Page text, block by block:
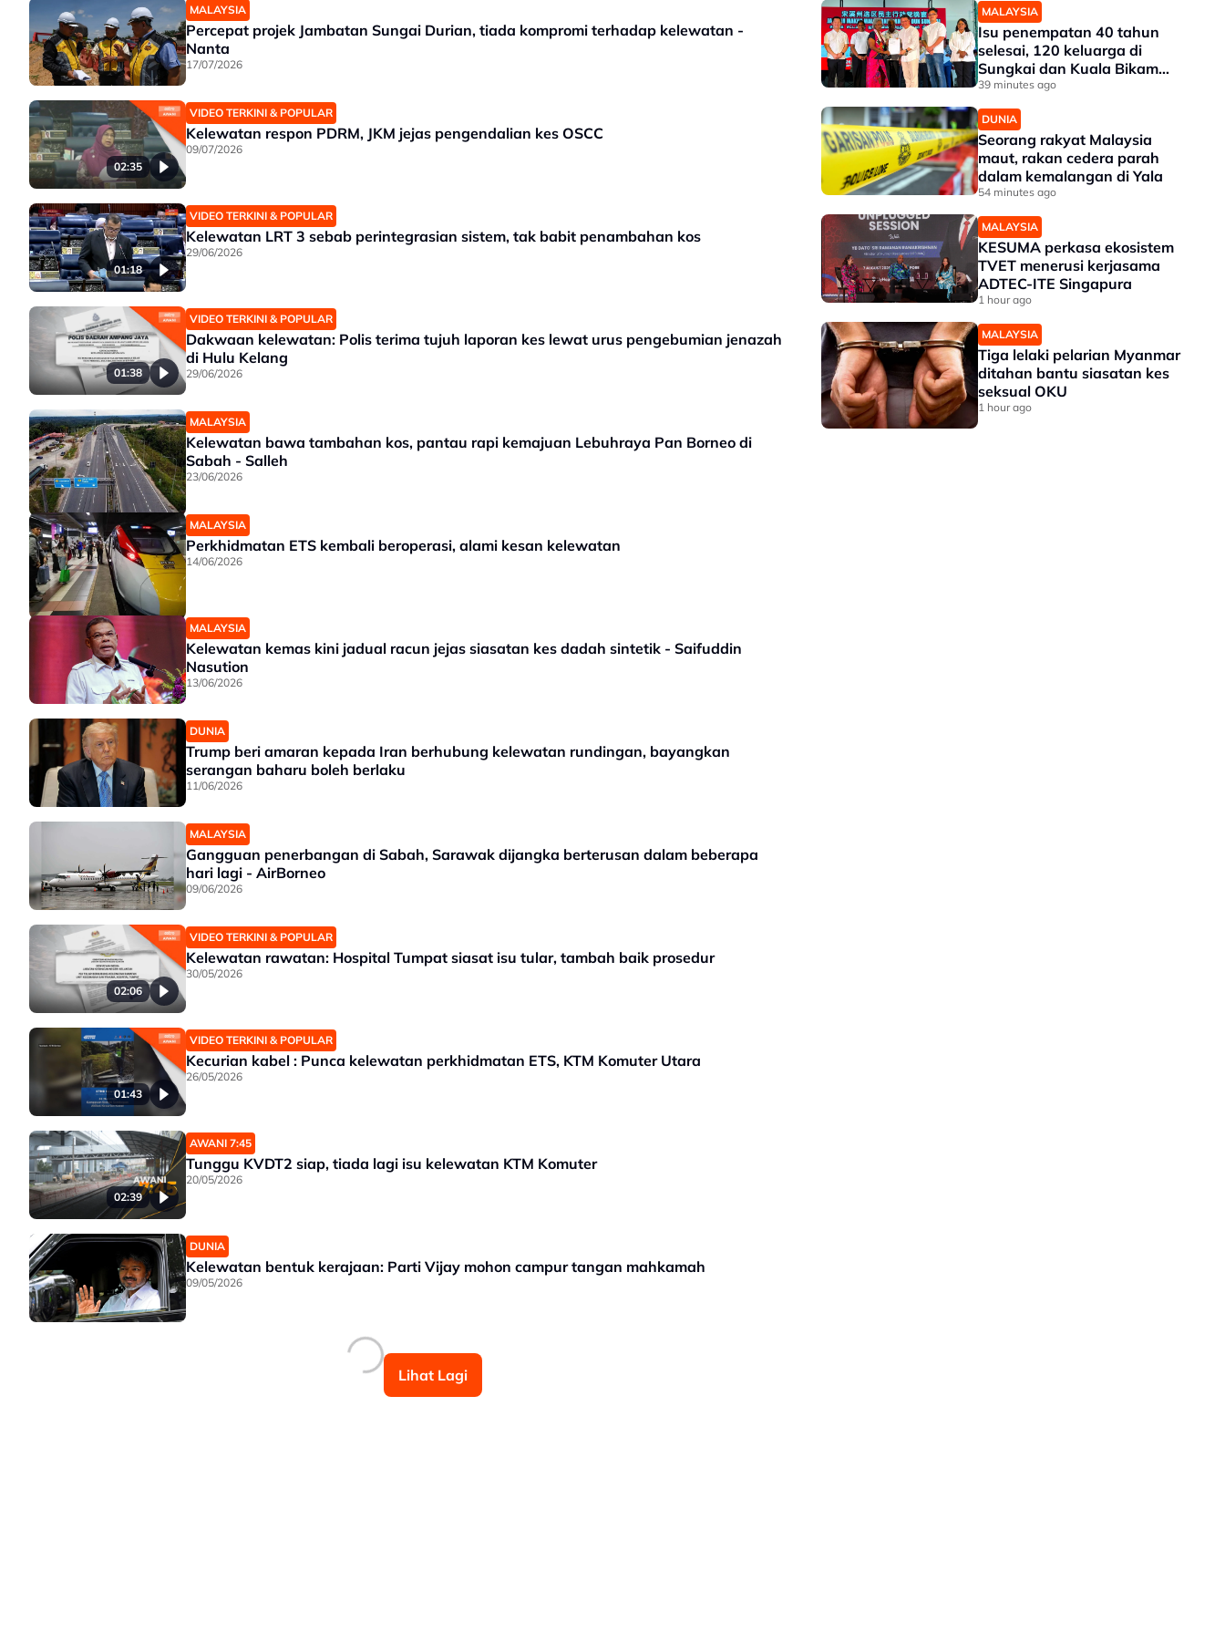
MALAYSIA
Percepat projek Jambatan Sungai Durian, tiada kompromi terhadap kelewatan -
Nanta
17/07/2026
02:35
VIDEO TERKINI & POPULAR
Kelewatan respon PDRM, JKM jejas pengendalian kes OSCC
09/07/2026
01:18
VIDEO TERKINI & POPULAR
Kelewatan LRT 3 sebab perintegrasian sistem, tak babit penambahan kos
29/06/2026
01:38
VIDEO TERKINI & POPULAR
Dakwaan kelewatan: Polis terima tujuh laporan kes lewat urus pengebumian jenazah
di Hulu Kelang
29/06/2026
MALAYSIA
Kelewatan bawa tambahan kos, pantau rapi kemajuan Lebuhraya Pan Borneo di
Sabah - Salleh
23/06/2026
MALAYSIA
Perkhidmatan ETS kembali beroperasi, alami kesan kelewatan
14/06/2026
MALAYSIA
Kelewatan kemas kini jadual racun jejas siasatan kes dadah sintetik - Saifuddin
Nasution
13/06/2026
DUNIA
Trump beri amaran kepada Iran berhubung kelewatan rundingan, bayangkan
serangan baharu boleh berlaku
11/06/2026
MALAYSIA
Gangguan penerbangan di Sabah, Sarawak dijangka berterusan dalam beberapa
hari lagi - AirBorneo
09/06/2026
02:06
VIDEO TERKINI & POPULAR
Kelewatan rawatan: Hospital Tumpat siasat isu tular, tambah baik prosedur
30/05/2026
01:43
VIDEO TERKINI & POPULAR
Kecurian kabel : Punca kelewatan perkhidmatan ETS, KTM Komuter Utara
26/05/2026
02:39
AWANI 7:45
Tunggu KVDT2 siap, tiada lagi isu kelewatan KTM Komuter
20/05/2026
DUNIA
Kelewatan bentuk kerajaan: Parti Vijay mohon campur tangan mahkamah
09/05/2026
Lihat Lagi
MALAYSIA
Isu penempatan 40 tahun
selesai, 120 keluarga di
Sungkai dan Kuala Bikam
terima geran tanah
39 minutes ago
DUNIA
Seorang rakyat Malaysia
maut, rakan cedera parah
dalam kemalangan di Yala
54 minutes ago
MALAYSIA
KESUMA perkasa ekosistem
TVET menerusi kerjasama
ADTEC-ITE Singapura
1 hour ago
MALAYSIA
Tiga lelaki pelarian Myanmar
ditahan bantu siasatan kes
seksual OKU
1 hour ago